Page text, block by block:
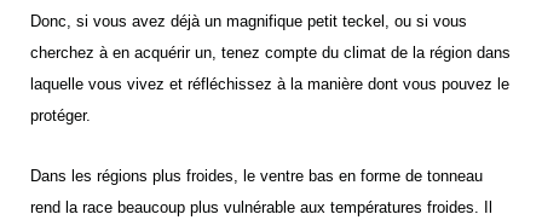
Donc, si vous avez déjà un magnifique petit teckel, ou si vous
cherchez à en acquérir un, tenez compte du climat de la région dans
laquelle vous vivez et réfléchissez à la manière dont vous pouvez le
protéger.
Dans les régions plus froides, le ventre bas en forme de tonneau
rend la race beaucoup plus vulnérable aux températures froides. Il